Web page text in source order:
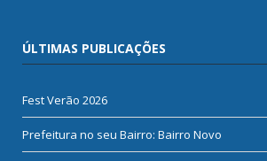
ÚLTIMAS PUBLICAÇÕES
Fest Verão 2026
Prefeitura no seu Bairro: Bairro Novo